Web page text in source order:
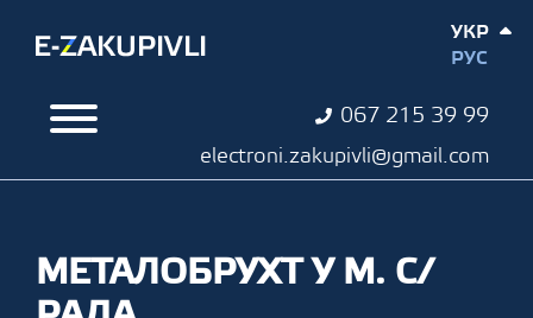
067 215 39 99
electroni.zakupivli@gmail.com
УКР
РУС
МЕТАЛОБРУХТ У М. С/